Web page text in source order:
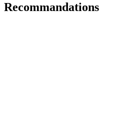
Recommandations